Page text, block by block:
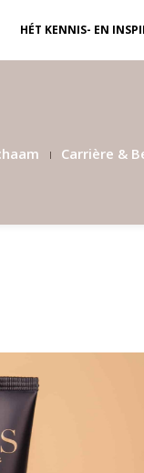
HÉT KENNIS- EN
Carrière &